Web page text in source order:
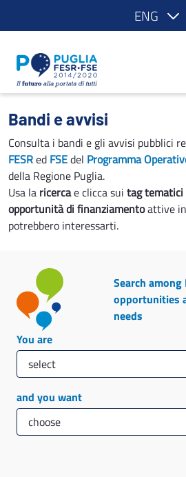
ENG
Calls and notices -
Bandi e avvisi
Consulta i bandi e gli avvisi pubblici
FESRed FSEdel Programma
della Regione Puglia.
Usa la ricercae clicca sui tag tematici
opportunità di finanziamentoattive in
potrebbero interessarti.
Search
opportunities
needs
You are
and you want